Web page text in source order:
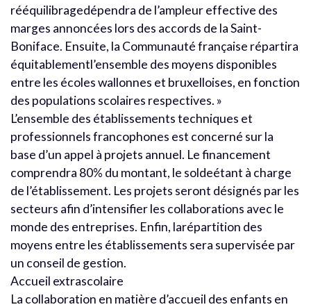
rééquilibragedépendra de l’ampleur effective des
marges annoncées lors des accords de la Saint-
Boniface. Ensuite, la Communauté française répartira
équitablementl’ensemble des moyens disponibles
entre les écoles wallonnes et bruxelloises, en fonction
des populations scolaires respectives. »
L’ensemble des établissements techniques et
professionnels francophones est concerné sur la
base d’un appel à projets annuel. Le financement
comprendra 80% du montant, le soldeétant à charge
de l’établissement. Les projets seront désignés par les
secteurs afin d’intensifier les collaborations avec le
monde des entreprises. Enfin, larépartition des
moyens entre les établissements sera supervisée par
un conseil de gestion.
Accueil extrascolaire
La collaboration en matière d’accueil des enfants en